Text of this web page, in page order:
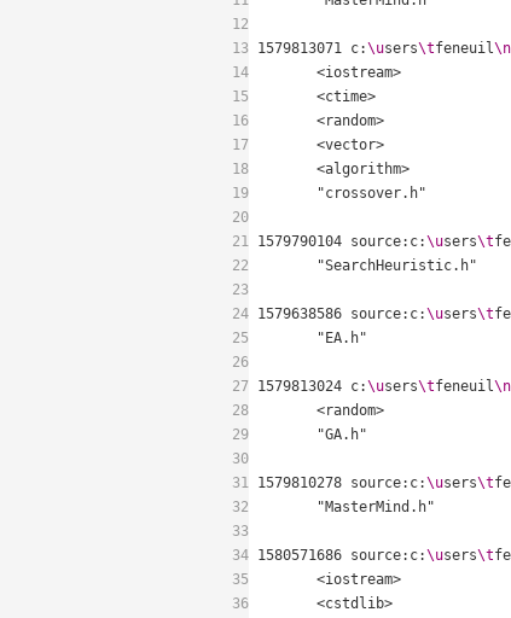
12
13
14
15
16
17
18
19
20
21
22
23
24
25
26
27
28
29
30
31
32
33
34
35
36
1579813071 c:\users\tfeneuil\n
	<iostream>
	<ctime>
	<random>
	<vector>
	<algorithm>
1579790104 source:c:\users\t
1579638586 source:c:\users\t
1579813024 c:\users\tfeneuil\n
	<random>
1579810278 source:c:\users\t
1580571686 source:c:\users\t
	<iostream>
	<cstdlib>